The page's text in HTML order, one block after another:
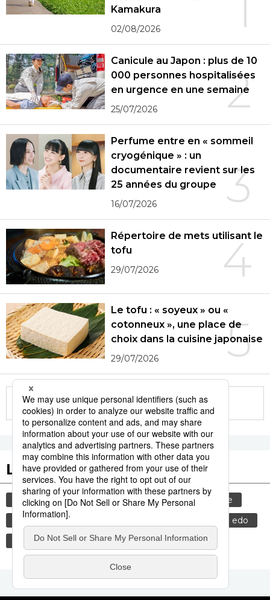
Kamakura
02/08/2026
2
Canicule au Japon : plus de 10
000 personnes hospitalisées
en urgence en une semaine
25/07/2026
3
Perfume entre en « sommeil
cryogénique » : un
documentaire revient sur les
25 années du groupe
16/07/2026
4
Répertoire de mets utilisant le
tofu
29/07/2026
5
Le tofu : « soyeux » ou «
cotonneux », une place de
choix dans la cuisine japonaise
29/07/2026
More in this series
Les tags populaires
gastronomie société culture
histoire
tourisme
edo
miso